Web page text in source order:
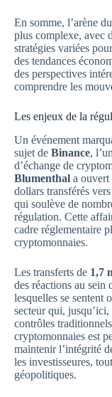
En somme, l’arène
plus complexe, avec
stratégies variées
des tendances
des perspectives
comprendre les
Les enjeux de la
Un événement
sujet de Binance,
d’échange de
Blumenthal a ouvert
dollars transférés
qui soulève de
régulation. Cette
cadre réglementaire
cryptomonnaies.
Les transferts de 1,7
des réactions au sein
lesquelles se sentent
secteur qui, jusqu’ici,
contrôles
cryptomonnaies est
maintenir l’intégrité
les investisseures,
géopolitiques.